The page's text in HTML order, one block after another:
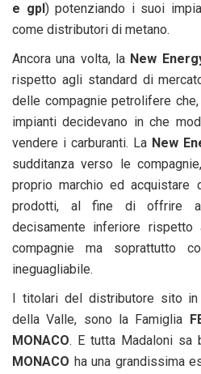
e gpl) potenziando i suoi
come distributori di metano.
Ancora una volta, la New
rispetto agli standard di
delle compagnie petrolifere
impianti decidevano in che
vendere i carburanti. La New
sudditanza verso le
proprio marchio ed acquistare
prodotti, al fine di offrire
decisamente inferiore
compagnie ma soprattutto
ineguagliabile.
I titolari del distributore sito
della Valle, sono la Famiglia
MONACO. E tutta Madaloni sa
MONACO ha una grandissima